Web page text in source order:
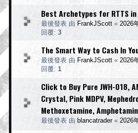
Best Archetypes for RTTS in
最後發表 由 FrankJScott « 2026
回覆: 3
The Smart Way to Cash In
最後發表 由 FrankJScott « 2026
回覆: 1
Click to Buy Pure JWH-018,
Crystal, Pink MDPV,
Methoxetamine,
最後發表 由 blancatrader« 2026